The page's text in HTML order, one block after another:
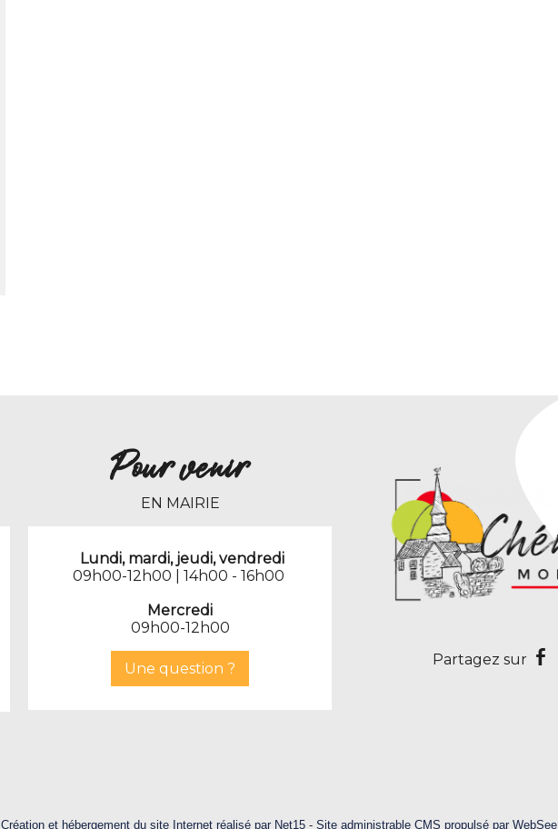
Pour venir
EN MAIRIE
Lundi, mardi, jeudi, vendredi
09h00-12h00 | 14h00 - 16h00
Mercredi
09h00-12h00
Une question ?
Création et hébergement du site Internet réalisé par Net15 - Site administrable CMS propulsé par WebSee